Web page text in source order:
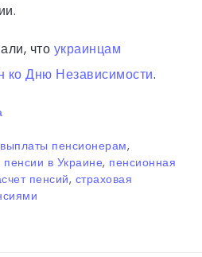
что украинцам
ко Дню Независимости.
выплаты пенсионерам,
пенсии в Украине, пенсионная
пенсий, страховая